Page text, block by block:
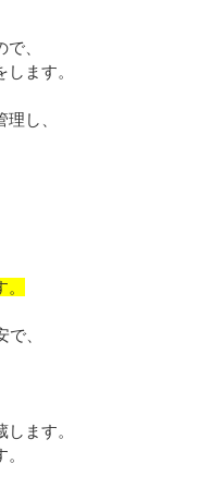
、
ます。
し、
、
ます。